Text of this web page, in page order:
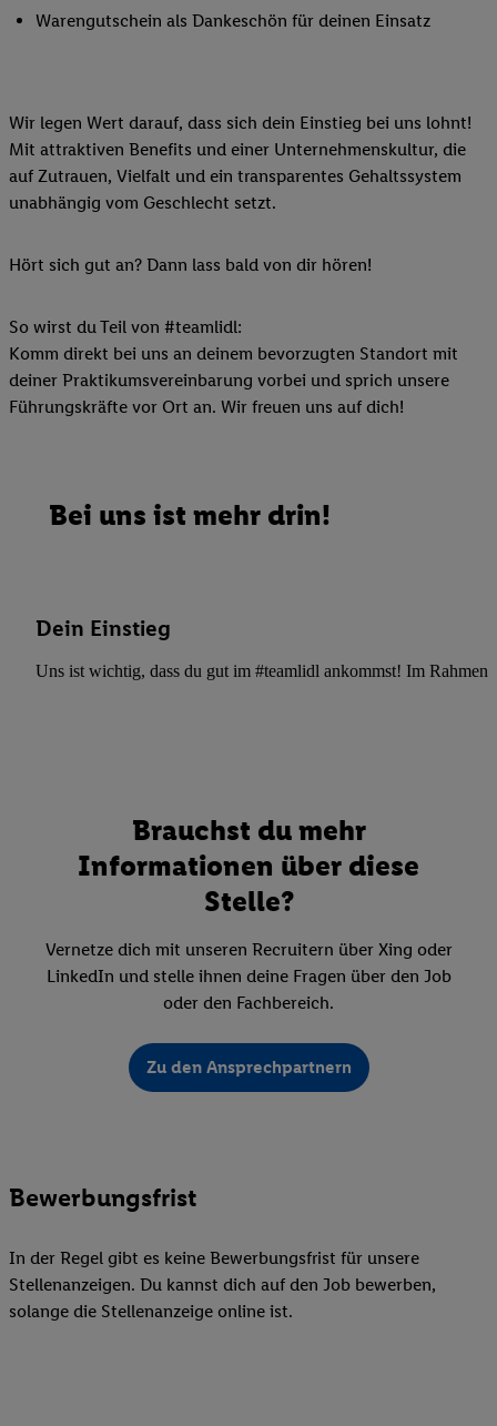
Warengutschein als Dankeschön für deinen Einsatz
Wir legen Wert darauf, dass sich dein Einstieg bei uns lohnt!
Mit attraktiven Benefits und einer Unternehmenskultur, die
auf Zutrauen, Vielfalt und ein transparentes Gehaltssystem
unabhängig vom Geschlecht setzt.
Hört sich gut an? Dann lass bald von dir hören!
So wirst du Teil von #teamlidl:
Komm direkt bei uns an deinem bevorzugten Standort mit
deiner Praktikumsvereinbarung vorbei und sprich unsere
Führungskräfte vor Ort an. Wir freuen uns auf dich!
Bei uns ist mehr drin!
Dein Einstieg
Uns ist wichtig, dass du gut im #teamlidl ankommst! Im Rahmen
Brauchst du mehr
Informationen über diese
Stelle?
Vernetze dich mit unseren Recruitern über Xing oder
LinkedIn und stelle ihnen deine Fragen über den Job
oder den Fachbereich.
Zu den Ansprechpartnern
Bewerbungsfrist
In der Regel gibt es keine Bewerbungsfrist für unsere
Stellenanzeigen. Du kannst dich auf den Job bewerben,
solange die Stellenanzeige online ist.